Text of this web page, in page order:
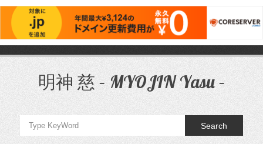
ス
明神 慈 – MYOJIN Yasu –
Search